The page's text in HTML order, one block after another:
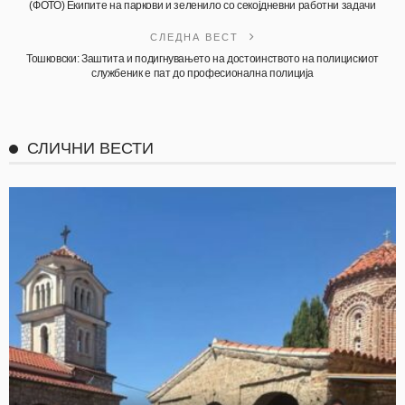
(ФОТО) Екипите на паркови и зеленило со секојдневни работни задачи
СЛЕДНА ВЕСТ
Тошковски: Заштита и подигнувањето на достоинството на полицискиот
службеник е пат до професионална полиција
СЛИЧНИ ВЕСТИ